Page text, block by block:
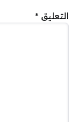
التعليق *